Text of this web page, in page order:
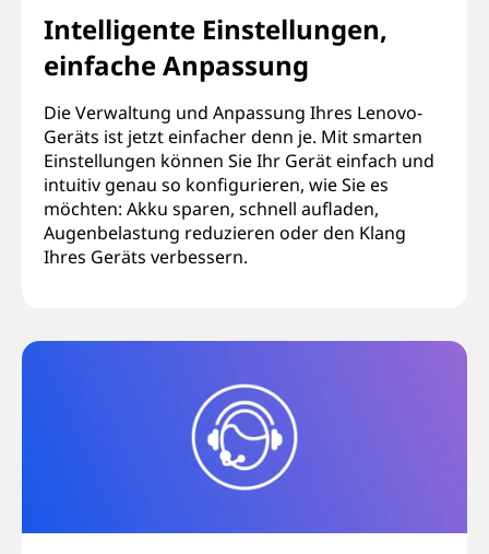
Intelligente Einstellungen,
einfache Anpassung
Die Verwaltung und Anpassung Ihres Lenovo-
Geräts ist jetzt einfacher denn je. Mit smarten
Einstellungen können Sie Ihr Gerät einfach und
intuitiv genau so konfigurieren, wie Sie es
möchten: Akku sparen, schnell aufladen,
Augenbelastung reduzieren oder den Klang
Ihres Geräts verbessern.